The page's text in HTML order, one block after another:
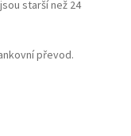
starší než 24
převod.